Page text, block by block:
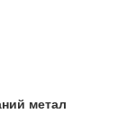
метал